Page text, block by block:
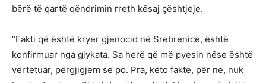
bërë të qartë qëndrimin rreth kësaj çështjeje.
“Fakti që është kryer gjenocid në Srebrenicë, është
konfirmuar nga gjykata. Sa herë që më pyesin nëse është
vërtetuar, përgjigjem se po. Pra, këto fakte, për ne, nuk